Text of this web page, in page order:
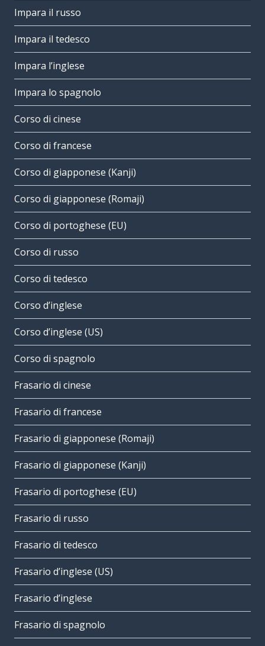
Impara il russo
Impara il tedesco
Impara l’inglese
Impara lo spagnolo
Corso di cinese
Corso di francese
Corso di giapponese (Kanji)
Corso di giapponese (Romaji)
Corso di portoghese (EU)
Corso di russo
Corso di tedesco
Corso d’inglese
Corso d’inglese (US)
Corso di spagnolo
Frasario di cinese
Frasario di francese
Frasario di giapponese (Romaji)
Frasario di giapponese (Kanji)
Frasario di portoghese (EU)
Frasario di russo
Frasario di tedesco
Frasario d’inglese (US)
Frasario d’inglese
Frasario di spagnolo